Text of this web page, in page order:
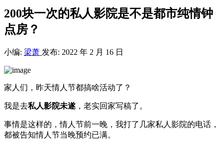
200块一次的私人影院是不是都市纯情钟
点房？
小编: 梁萧 发布: 2022 年 2 月 16 日
家人们，昨天情人节都搞啥活动了？
我是去私人影院未遂 ，老实回家写稿了。
事情是这样的，情人节前一晚，我打了几家私人影院的电话，
都被告知情人节当晚预约已满。